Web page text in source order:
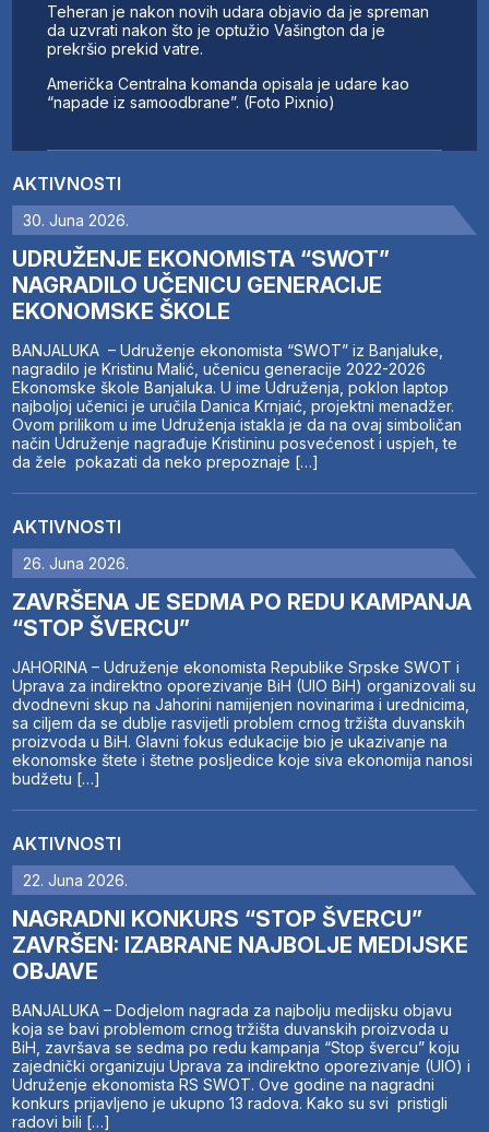
AKTIVNOSTI
30. Juna 2026.
UDRUŽENJE EKONOMISTA “SWOT”
NAGRADILO UČENICU GENERACIJE
EKONOMSKE ŠKOLE
BANJALUKA – Udruženje ekonomista “SWOT” iz Banjaluke,
nagradilo je Kristinu Malić, učenicu generacije 2022-2026
Ekonomske škole Banjaluka. U ime Udruženja, poklon laptop
najboljoj učenici je uručila Danica Krnjaić, projektni menadžer.
Ovom prilikom u ime Udruženja istakla je da na ovaj simboličan
način Udruženje nagrađuje Kristininu posvećenost i uspjeh, te
da žele pokazati da neko prepoznaje […]
AKTIVNOSTI
26. Juna 2026.
ZAVRŠENA JE SEDMA PO REDU KAMPANJA
“STOP ŠVERCU”
JAHORINA – Udruženje ekonomista Republike Srpske SWOT i
Uprava za indirektno oporezivanje BiH (UIO BiH) organizovali su
dvodnevni skup na Jahorini namijenjen novinarima i urednicima,
sa ciljem da se dublje rasvijetli problem crnog tržišta duvanskih
proizvoda u BiH. Glavni fokus edukacije bio je ukazivanje na
ekonomske štete i štetne posljedice koje siva ekonomija nanosi
budžetu […]
AKTIVNOSTI
22. Juna 2026.
NAGRADNI KONKURS “STOP ŠVERCU”
ZAVRŠEN: IZABRANE NAJBOLJE MEDIJSKE
OBJAVE
BANJALUKA – Dodjelom nagrada za najbolju medijsku objavu
koja se bavi problemom crnog tržišta duvanskih proizvoda u
BiH, završava se sedma po redu kampanja “Stop švercu” koju
zajednički organizuju Uprava za indirektno oporezivanje (UIO) i
Udruženje ekonomista RS SWOT. Ove godine na nagradni
konkurs prijavljeno je ukupno 13 radova. Kako su svi pristigli
radovi bili […]
Teheran je nakon novih udara objavio da je spreman
da uzvrati nakon što je optužio Vašington da je
prekršio prekid vatre.
Američka Centralna komanda opisala je udare kao
“napade iz samoodbrane”. (Foto Pixnio)